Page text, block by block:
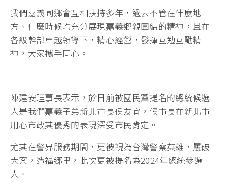
我們嘉義同鄉會互相扶持多年，過去不管在什麼地
方、什麼時候均充分展現嘉義鄉親團結的精神，且在
各級幹部卓越領導下，精心經營，發揮互勉互勵精
神，大家攜手同心。
陳建安理事長表示，於日前被國民黨提名的總統候選
人是我們嘉義子弟新北市長侯友宜，候市長在新北市
用心市政其優秀的表現深受市民肯定。
尤其在警界服務期間，更被視為台灣警察英雄，屢破
大案，造福鄉里，此次更被提名為2024年總統參選
人。